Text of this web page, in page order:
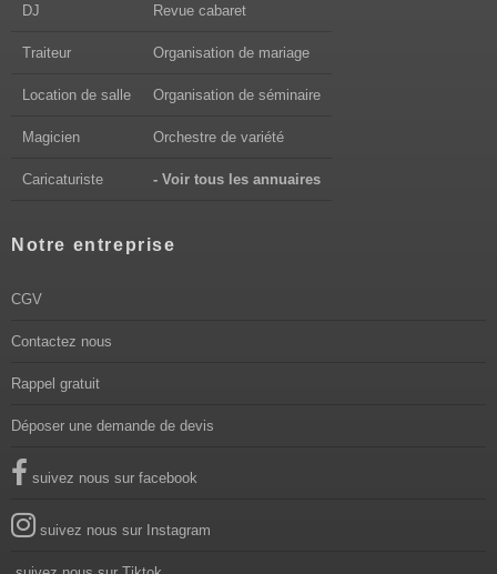
DJ Revue cabaret
Traiteur Organisation de mariage
Location de salle Organisation de séminaire
Magicien Orchestre de variété
Caricaturiste - Voir tous les annuaires
Notre entreprise
CGV
Contactez nous
Rappel gratuit
Déposer une demande de devis
suivez nous sur facebook
suivez nous sur Instagram